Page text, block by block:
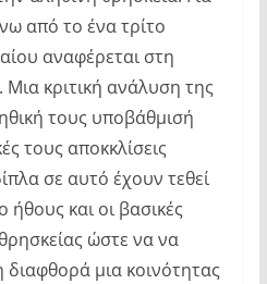
από το ένα τρίτο
αναφέρεται στη
κριτική ανάλυση της
τους υποβάθμισή
τους αποκκλίσεις
σε αυτό έχουν τεθεί
και οι βασικές
ώστε να να
διαφθορά μια κοινότητας